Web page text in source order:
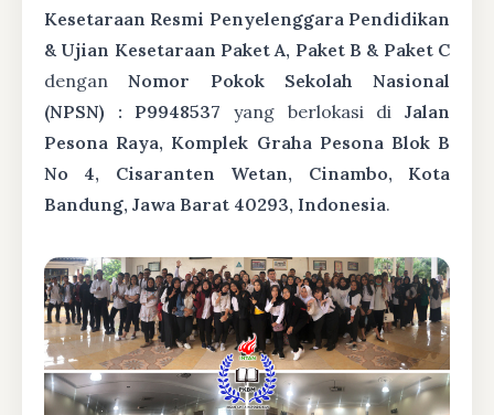
Kesetaraan Resmi Penyelenggara Pendidikan
& Ujian Kesetaraan Paket A, Paket B & Paket C
denganNomor Pokok Sekolah Nasional
(NPSN) : P9948537 yang berlokasi diJalan
Pesona Raya, Komplek Graha Pesona Blok B
No 4, Cisaranten Wetan, Cinambo, Kota
Bandung, Jawa Barat 40293, Indonesia.